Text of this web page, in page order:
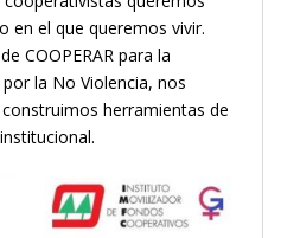
en el que queremos vivir.
COOPERAR para la
la No Violencia, nos
herramientas de